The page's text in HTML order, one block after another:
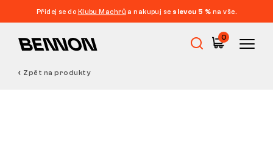
Přidej se do Klubu Machrů a nakupuj se slevou 5 % na vše.
0
Zpět na produkty